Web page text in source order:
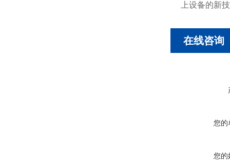
上设备的新
在线咨询
您的
您的